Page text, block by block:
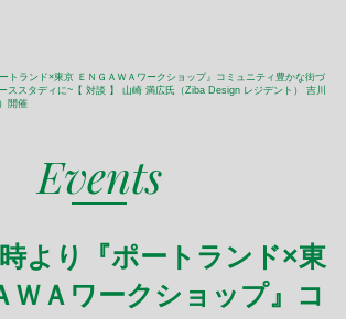
トランド×東京 ＥＮＧＡＷＡワークショップ』コミュニティ豊かな街づ
ススタディに~【 対談 】 山崎 満広氏（Ziba Design レジデント） 吉川
開催
Events
より『ポートランド×東
ＷＡワークショップ』コ